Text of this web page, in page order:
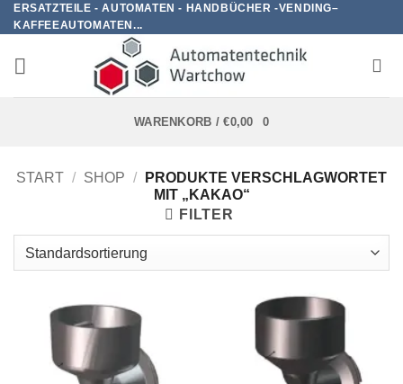
Zum
Inhalt
springen
ERSATZTEILE - AUTOMATEN - HANDBÜCHER -VENDING–
KAFFEEAUTOMATEN...
WARENKORB /€0,00 0
START / SHOP /
PRODUKTE VERSCHLAGWORTET
MIT „KAKAO“
FILTER